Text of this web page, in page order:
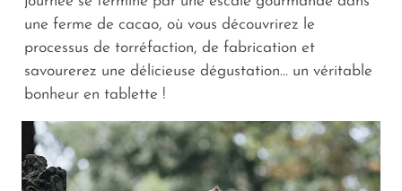
une ferme de cacao, où vous découvrirez le
processus de torréfaction, de fabrication et
savourerez une délicieuse dégustation… un véritable
bonheur en tablette !